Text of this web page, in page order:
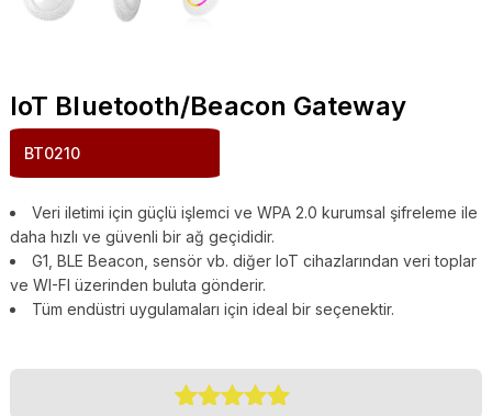
IoT Bluetooth/Beacon Gateway
BT0210
Veri iletimi için güçlü işlemci ve WPA 2.0 kurumsal şifreleme ile
daha hızlı ve güvenli bir ağ geçididir.
G1, BLE Beacon, sensör vb. diğer IoT cihazlarından veri toplar
ve WI-FI üzerinden buluta gönderir.
Tüm endüstri uygulamaları için ideal bir seçenektir.